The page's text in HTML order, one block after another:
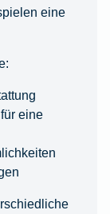
eine
eine